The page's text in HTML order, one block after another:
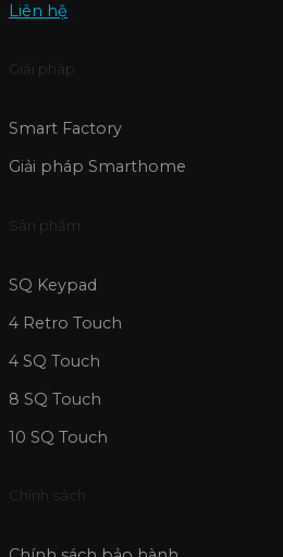
Liên hệ
Giải pháp
Smart Factory
Giải pháp Smarthome
Sản phẩm
SQ Keypad
4 Retro Touch
4 SQ Touch
8 SQ Touch
10 SQ Touch
Chính sách